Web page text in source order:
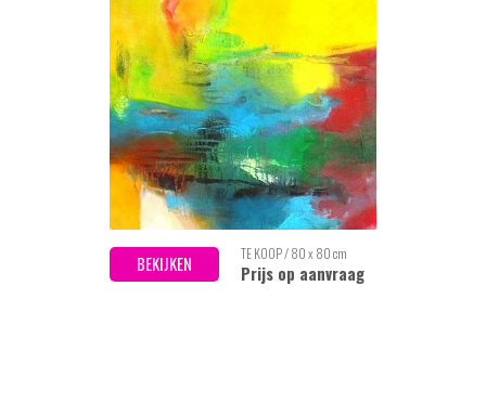
BEKIJKEN TE KOOP / 80 x 80 cm
Prijs op aanvraag